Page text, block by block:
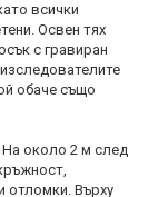
всички
Освен тях
с гравиран
обаче също
На около 2 м след
отломки. Върху